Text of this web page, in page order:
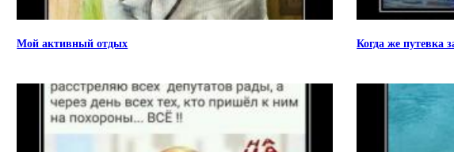
Мой активный отдых Когда же путевка